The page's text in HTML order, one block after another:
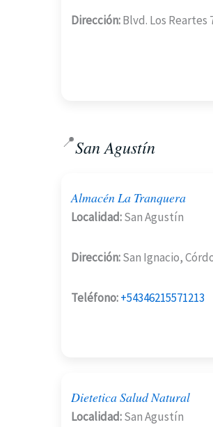
Dirección:Blvd. Los Reartes
📍San Agustín
Almacén La Tranquera
Localidad:San Agustín
Dirección:San Ignacio,
Teléfono:+54346215571213
Dietetica Salud Natural
Localidad:San Agustín